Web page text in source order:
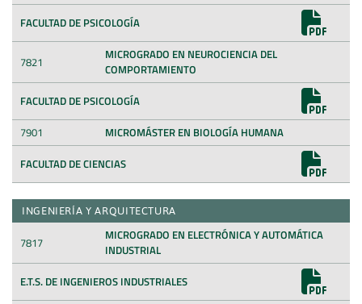
FACULTAD DE PSICOLOGÍA
7821
MICROGRADO EN NEUROCIENCIA DEL
COMPORTAMIENTO
FACULTAD DE PSICOLOGÍA
7901
MICROMÁSTER EN BIOLOGÍA HUMANA
FACULTAD DE CIENCIAS
INGENIERÍA Y ARQUITECTURA
7817
MICROGRADO EN ELECTRÓNICA Y AUTOMÁTICA
INDUSTRIAL
E.T.S. DE INGENIEROS INDUSTRIALES